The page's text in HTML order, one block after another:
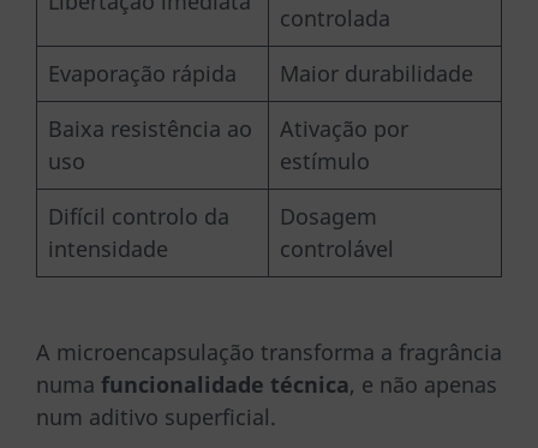
controlada
Evaporação rápida
Maior durabilidade
Baixa resistência ao
uso
Ativação por
estímulo
Difícil controlo da
intensidade
Dosagem
controlável
A microencapsulação transforma a fragrância
numa funcionalidade técnica, e não apenas
num aditivo superficial.